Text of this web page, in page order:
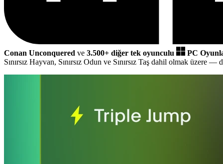
Conan Unconquered ve 3.500+ diğer tek oyunculu PC
Sınırsız Hayvan, Sınırsız Odun ve Sınırsız Taş dahil olmak üzere —